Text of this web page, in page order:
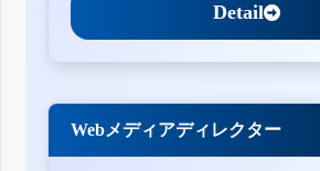
Detail
Webメディアディレクター